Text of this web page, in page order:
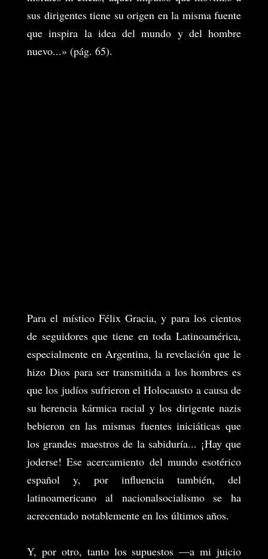
sus dirigentes tiene su origen en la misma fuente
que inspira la idea del mundo y del hombre
nuevo...» (pág. 65).
Para el místico Félix Gracia, y para los cientos
de seguidores que tiene en toda Latinoamérica,
especialmente en Argentina, la revelación que le
hizo Dios para ser transmitida a los hombres es
que los judíos sufrieron el Holocausto a causa de
su herencia kármica racial y los dirigente nazis
bebieron en las mismas fuentes iniciáticas que
los grandes maestros de la sabiduría... ¡Hay que
joderse! Ese acercamiento del mundo esotérico
español y, por influencia también, del
latinoamericano al nacionalsocialismo se ha
acrecentado notablemente en los últimos años.
Y, por otro, tanto los supuestos —a mi juicio